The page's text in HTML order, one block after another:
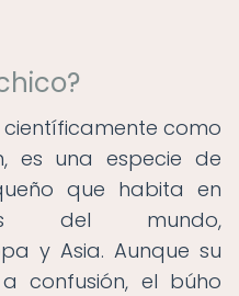
científicamente como
es una especie de
que habita en
del mundo,
y Asia. Aunque su
confusión, el búho